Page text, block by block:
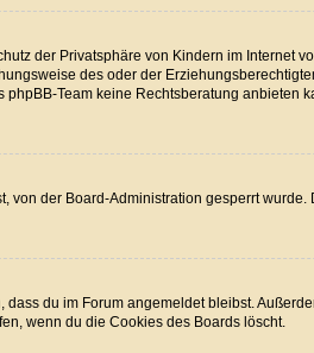
der Privatsphäre von Kindern im Internet
des oder der
Team keine Rechtsberatung
der Board-Administration gesperrt
du im Forum angemeldet bleibst.
wenn du die Cookies des Boards löscht.